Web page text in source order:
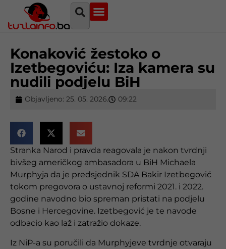
Konaković žestoko o
Izetbegoviću: Iza kamera su
nudili podjelu BiH
Objavljeno: 25. 05. 2026. 09:22
Stranka Narod i pravda reagovala je nakon tvrdnji
bivšeg američkog ambasadora u BiH Michaela
Murphyja da je predsjednik SDA Bakir Izetbegović
tokom pregovora o ustavnoj reformi 2021. i 2022.
godine navodno bio spreman pristati na podjelu
Bosne i Hercegovine. Izetbegović je te navode
odbacio kao laž i zatražio dokaze.
Iz NiP-a su poručili da Murphyjeve tvrdnje otvaraju